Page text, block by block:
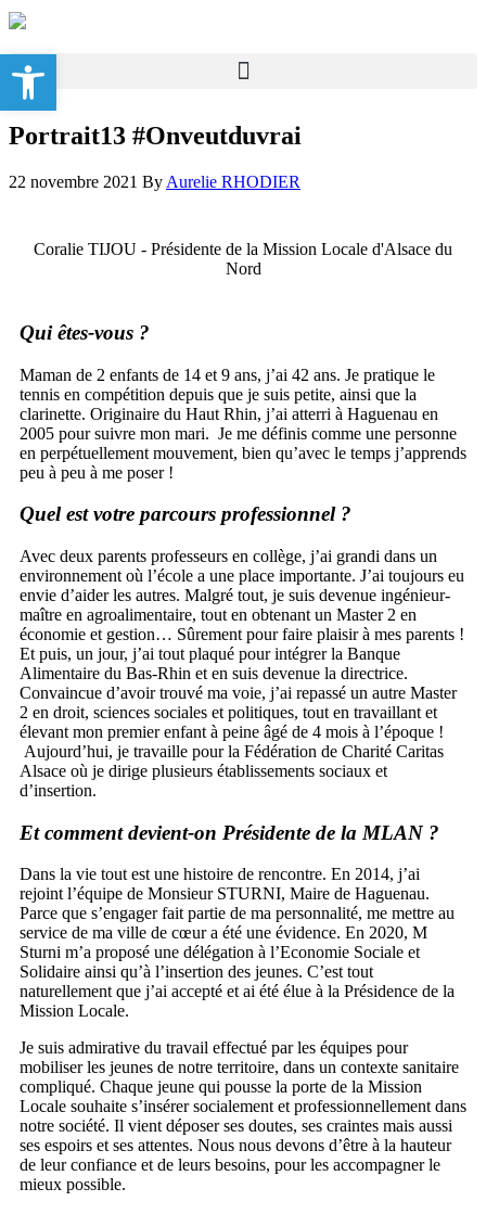
Portrait13 #Onveutduvrai
22 novembre 2021 By Aurelie RHODIER
Coralie TIJOU - Présidente de la Mission Locale d'Alsace du
Nord
Qui êtes-vous ?
Maman de 2 enfants de 14 et 9 ans, j’ai 42 ans. Je pratique le
tennis en compétition depuis que je suis petite, ainsi que la
clarinette. Originaire du Haut Rhin, j’ai atterri à Haguenau en
2005 pour suivre mon mari. Je me définis comme une personne
en perpétuellement mouvement, bien qu’avec le temps j’apprends
peu à peu à me poser !
Quel est votre parcours professionnel ?
Avec deux parents professeurs en collège, j’ai grandi dans un
environnement où l’école a une place importante. J’ai toujours eu
envie d’aider les autres. Malgré tout, je suis devenue ingénieur-
maître en agroalimentaire, tout en obtenant un Master 2 en
économie et gestion… Sûrement pour faire plaisir à mes parents !
Et puis, un jour, j’ai tout plaqué pour intégrer la Banque
Alimentaire du Bas-Rhin et en suis devenue la directrice.
Convaincue d’avoir trouvé ma voie, j’ai repassé un autre Master
2 en droit, sciences sociales et politiques, tout en travaillant et
élevant mon premier enfant à peine âgé de 4 mois à l’époque !
Aujourd’hui, je travaille pour la Fédération de Charité Caritas
Alsace où je dirige plusieurs établissements sociaux et
d’insertion.
Et comment devient-on Présidente de la MLAN ?
Dans la vie tout est une histoire de rencontre. En 2014, j’ai
rejoint l’équipe de Monsieur STURNI, Maire de Haguenau.
Parce que s’engager fait partie de ma personnalité, me mettre au
service de ma ville de cœur a été une évidence. En 2020, M
Sturni m’a proposé une délégation à l’Economie Sociale et
Solidaire ainsi qu’à l’insertion des jeunes. C’est tout
naturellement que j’ai accepté et ai été élue à la Présidence de la
Mission Locale.
Je suis admirative du travail effectué par les équipes pour
mobiliser les jeunes de notre territoire, dans un contexte sanitaire
compliqué. Chaque jeune qui pousse la porte de la Mission
Locale souhaite s’insérer socialement et professionnellement dans
notre société. Il vient déposer ses doutes, ses craintes mais aussi
ses espoirs et ses attentes. Nous nous devons d’être à la hauteur
de leur confiance et de leurs besoins, pour les accompagner le
mieux possible.
Ouvrir la barre d’outils